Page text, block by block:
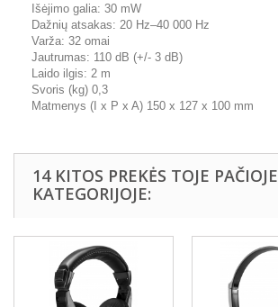
Išėjimo galia: 30 mW
Dažnių atsakas: 20 Hz–40 000 Hz
Varža: 32 omai
Jautrumas: 110 dB (+/- 3 dB)
Laido ilgis: 2 m
Svoris (kg) 0,3
Matmenys (I x P x A) 150 x 127 x 100 mm
14 KITOS PREKĖS TOJE PAČIOJE
KATEGORIJOJE: